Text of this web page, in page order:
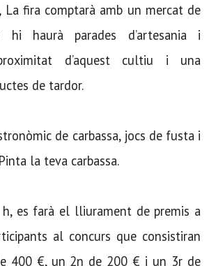
La fira comptarà amb un mercat de
hi haurà parades d’artesania i
d’aquest cultiu i una
de tardor.
de carbassa, jocs de fusta i
la teva carbassa.
es farà el lliurament de premis a
al concurs que consistiran
400 €, un 2n de 200 € i un 3r de